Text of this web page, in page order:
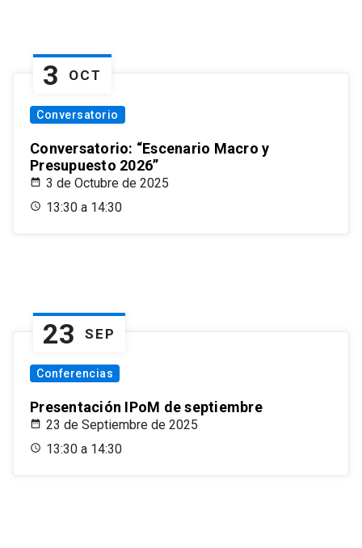
3 OCT
Conversatorio
Conversatorio: “Escenario Macro y
Presupuesto 2026”
3 de Octubre de 2025
13:30 a 14:30
23 SEP
Conferencias
Presentación IPoM de septiembre
23 de Septiembre de 2025
13:30 a 14:30